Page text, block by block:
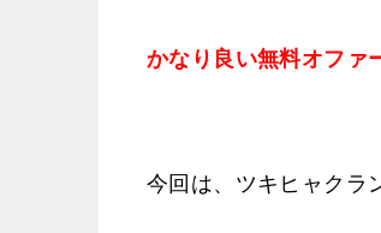
かなり良い無料オファ
今回は、ツキヒャクラ